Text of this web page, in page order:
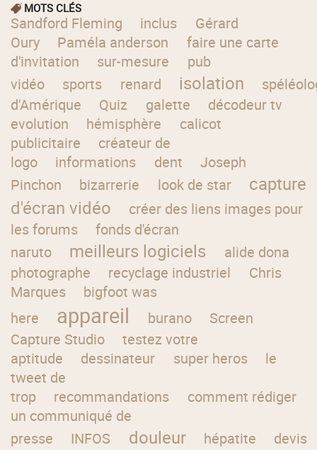
MOTS CLÉS
Sandford Fleming inclus
Gérard
Oury
Paméla anderson
faire une carte
d'invitation
sur-mesure
pub
vidéo
sports renard isolation
d'Amérique
Quiz galette
décodeur tv
evolution
hémisphère
calicot
publicitaire
créateur de
logo
informations dent
Joseph
Pinchon
bizarrerie look de star
capture
d'écran vidéo
créer des liens images pour
les forums
fonds d'écran
naruto
meilleurs logiciels
alide dona
photographe
recyclage industriel
Chris
Marques
bigfoot was
here
appareil burano
Screen
Capture Studio
testez votre
aptitude
dessinateur super heros
le
tweet de
trop
recommandations
comment rédiger
un communiqué de
presse
INFOS douleur hépatite
devis